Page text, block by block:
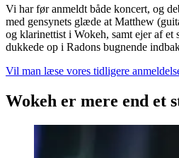
Vi har før anmeldt både koncert, og
med gensynets glæde at Matthew
og klarinettist i Wokeh, samt ejer af
dukkede op i Radons bugnende
Vil man læse vores tidligere
Wokeh er mere end et